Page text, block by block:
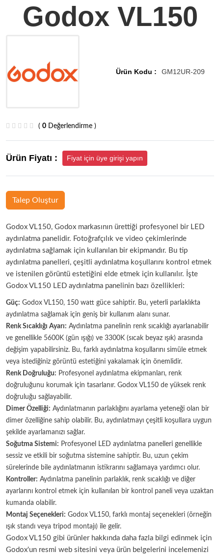
Godox VL150
Ürün Kodu : GM12UR-209
( 0 Değerlendirme )
Ürün Fiyatı : Fiyat için üye girişi yapın
Talep Oluştur
Godox VL150, Godox markasının ürettiği profesyonel bir LED
aydınlatma panelidir. Fotoğrafçılık ve video çekimlerinde
aydınlatma sağlamak için kullanılan bir ekipmandır. Bu tip
aydınlatma panelleri, çeşitli aydınlatma koşullarını kontrol etmek
ve istenilen görüntü estetiğini elde etmek için kullanılır. İşte
Godox VL150 LED aydınlatma panelinin bazı özellikleri:
Güç: Godox VL150, 150 watt güce sahiptir. Bu, yeterli parlaklıkta
aydınlatma sağlamak için geniş bir kullanım alanı sunar.
Renk Sıcaklığı Ayarı: Aydınlatma panelinin renk sıcaklığı ayarlanabilir
ve genellikle 5600K (gün ışığı) ve 3300K (sıcak beyaz ışık) arasında
değişim yapabilirsiniz. Bu, farklı aydınlatma koşullarını simüle etmek
veya istediğiniz görüntü estetiğini yakalamak için önemlidir.
Renk Doğruluğu: Profesyonel aydınlatma ekipmanları, renk
doğruluğunu korumak için tasarlanır. Godox VL150 de yüksek renk
doğruluğu sağlayabilir.
Dimer Özelliği: Aydınlatmanın parlaklığını ayarlama yeteneği olan bir
dimer özelliğine sahip olabilir. Bu, aydınlatmayı çeşitli koşullara uygun
şekilde ayarlamanızı sağlar.
Soğutma Sistemi: Profesyonel LED aydınlatma panelleri genellikle
sessiz ve etkili bir soğutma sistemine sahiptir. Bu, uzun çekim
sürelerinde bile aydınlatmanın istikrarını sağlamaya yardımcı olur.
Kontroller: Aydınlatma panelinin parlaklık, renk sıcaklığı ve diğer
ayarlarını kontrol etmek için kullanılan bir kontrol paneli veya uzaktan
kumanda olabilir.
Montaj Seçenekleri: Godox VL150, farklı montaj seçenekleri (örneğin
ışık standı veya tripod montajı) ile gelir.
Godox VL150 gibi ürünler hakkında daha fazla bilgi edinmek için
Godox'un resmi web sitesini veya ürün belgelerini incelemenizi